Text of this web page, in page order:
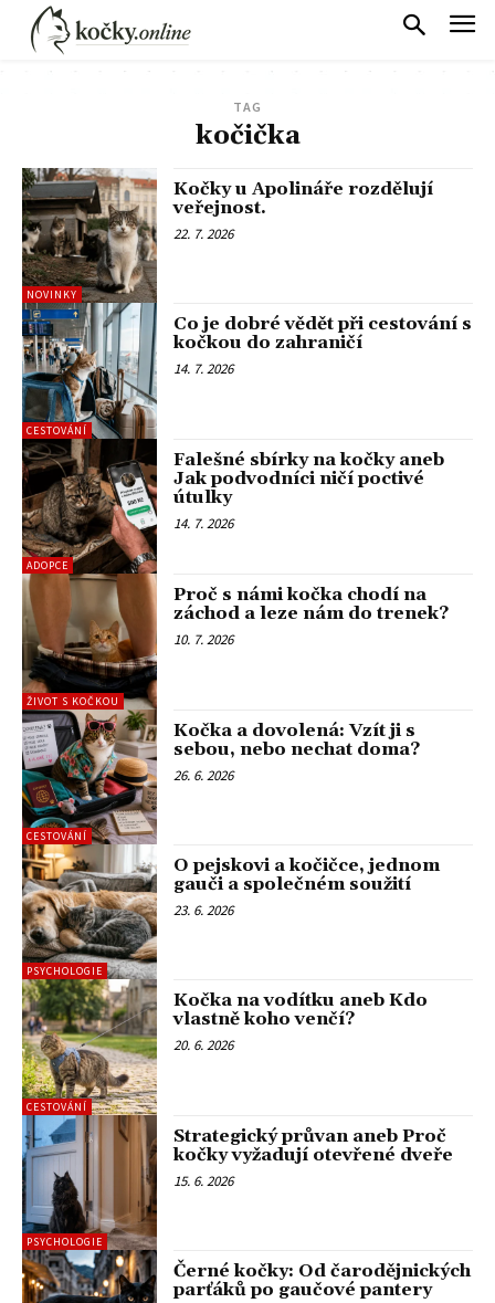
TAG
kočička
NOVINKY
Kočky u Apolináře rozdělují
veřejnost.
22. 7. 2026
CESTOVÁNÍ
Co je dobré vědět při cestování s
kočkou do zahraničí
14. 7. 2026
ADOPCE
Falešné sbírky na kočky aneb
Jak podvodníci ničí poctivé
útulky
14. 7. 2026
ŽIVOT S KOČKOU
Proč s námi kočka chodí na
záchod a leze nám do trenek?
10. 7. 2026
CESTOVÁNÍ
Kočka a dovolená: Vzít ji s
sebou, nebo nechat doma?
26. 6. 2026
PSYCHOLOGIE
O pejskovi a kočičce, jednom
gauči a společném soužití
23. 6. 2026
CESTOVÁNÍ
Kočka na vodítku aneb Kdo
vlastně koho venčí?
20. 6. 2026
PSYCHOLOGIE
Strategický průvan aneb Proč
kočky vyžadují otevřené dveře
15. 6. 2026
Černé kočky: Od čarodějnických
parťáků po gaučové pantery